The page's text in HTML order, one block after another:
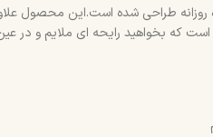
روزانه طراحی شده است.این محصول
بخواهید رایحه‌ ای ملایم و در عین